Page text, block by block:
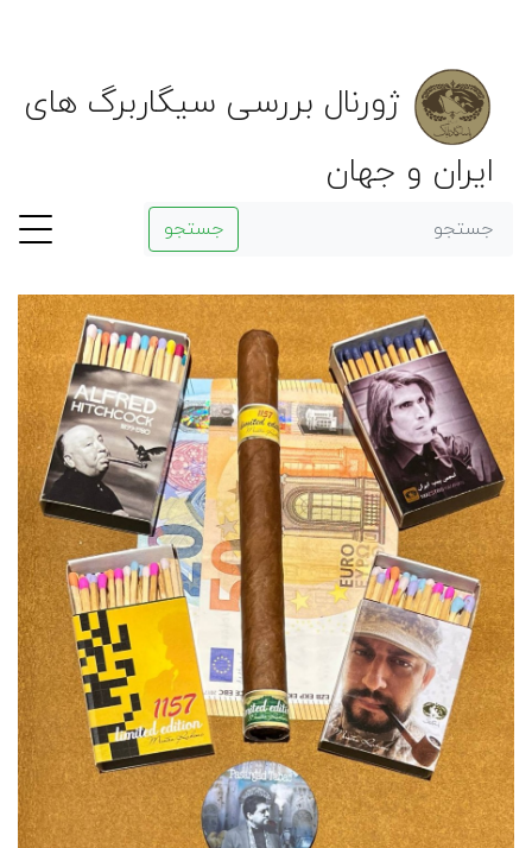
ژورنال بررسی سیگاربرگ های
ایران و جهان
جستجو